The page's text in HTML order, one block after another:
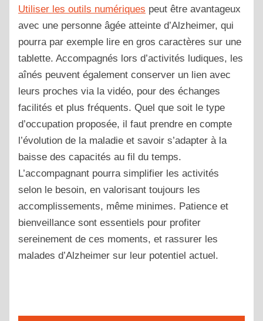
Utiliser les outils numériques peut être avantageux
avec une personne âgée atteinte d’Alzheimer, qui
pourra par exemple lire en gros caractères sur une
tablette. Accompagnés lors d’activités ludiques, les
aînés peuvent également conserver un lien avec
leurs proches via la vidéo, pour des échanges
facilités et plus fréquents. Quel que soit le type
d’occupation proposée, il faut prendre en compte
l’évolution de la maladie et savoir s’adapter à la
baisse des capacités au fil du temps.
L’accompagnant pourra simplifier les activités
selon le besoin, en valorisant toujours les
accomplissements, même minimes. Patience et
bienveillance sont essentiels pour profiter
sereinement de ces moments, et rassurer les
malades d’Alzheimer sur leur potentiel actuel.